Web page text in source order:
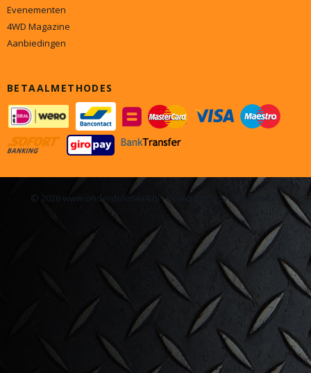
Evenementen
4WD Magazine
Aanbiedingen
BETAALMETHODES
© 2026 www.onderdelen4x4.nl - Powered by Shoppagina.nl